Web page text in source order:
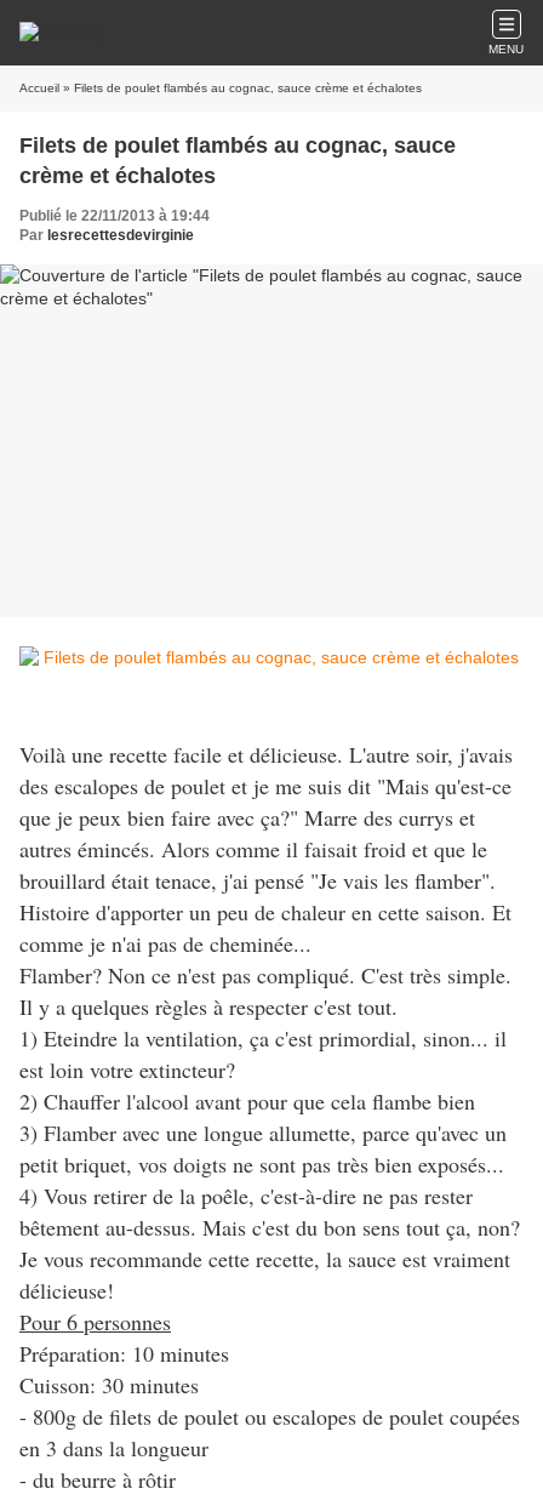
MENU
Accueil » Filets de poulet flambés au cognac, sauce crème et échalotes
Filets de poulet flambés au cognac, sauce
crème et échalotes
Publié le 22/11/2013 à 19:44
Par lesrecettesdevirginie
Voilà une recette facile et délicieuse. L'autre soir, j'avais
des escalopes de poulet et je me suis dit "Mais qu'est-ce
que je peux bien faire avec ça?" Marre des currys et
autres émincés. Alors comme il faisait froid et que le
brouillard était tenace, j'ai pensé "Je vais les flamber".
Histoire d'apporter un peu de chaleur en cette saison. Et
comme je n'ai pas de cheminée...
Flamber? Non ce n'est pas compliqué. C'est très simple.
Il y a quelques règles à respecter c'est tout.
1) Eteindre la ventilation, ça c'est primordial, sinon... il
est loin votre extincteur?
2) Chauffer l'alcool avant pour que cela flambe bien
3) Flamber avec une longue allumette, parce qu'avec un
petit briquet, vos doigts ne sont pas très bien exposés...
4) Vous retirer de la poêle, c'est-à-dire ne pas rester
bêtement au-dessus. Mais c'est du bon sens tout ça, non?
Je vous recommande cette recette, la sauce est vraiment
délicieuse!
Pour 6 personnes
Préparation: 10 minutes
Cuisson: 30 minutes
- 800g de filets de poulet ou escalopes de poulet coupées
en 3 dans la longueur
- du beurre à rôtir